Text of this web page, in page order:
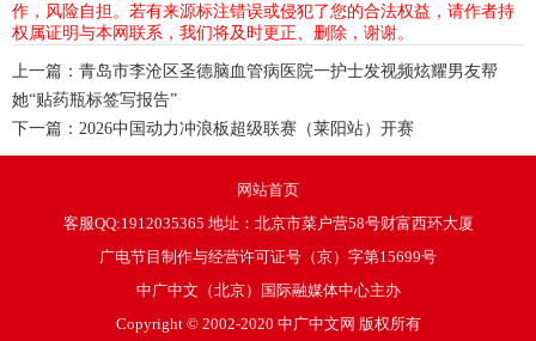
作，风险自担。若有来源标注错误或侵犯了您的合法权益，请作者持
权属证明与本网联系，我们将及时更正、删除，谢谢。
上一篇： 青岛市李沧区圣德脑血管病医院一护士发视频炫耀男友帮
她“贴药瓶标签写报告”
下一篇： 2026中国动力冲浪板超级联赛（莱阳站）开赛
网站首页
客服QQ:1912035365 地址：北京市菜户营58号财富西环大厦
广电节目制作与经营许可证号（京）字第15699号
中广中文（北京）国际融媒体中心主办
Copyright © 2002-2020 中广中文网 版权所有